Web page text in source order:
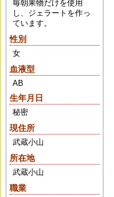
毎朝果物だけを使用
し、ジェラートを作っ
ています。
性別
女
血液型
AB
生年月日
秘密
現住所
武蔵小山
所在地
武蔵小山
職業